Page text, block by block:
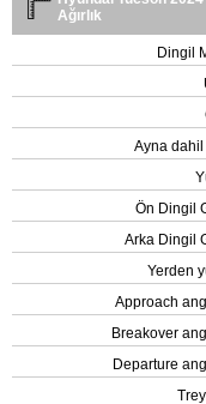
Ağırlık
Dingil
Ayna
Ön Dingil
Arka Dingil
Yerden
Approach
Breakover
Departure